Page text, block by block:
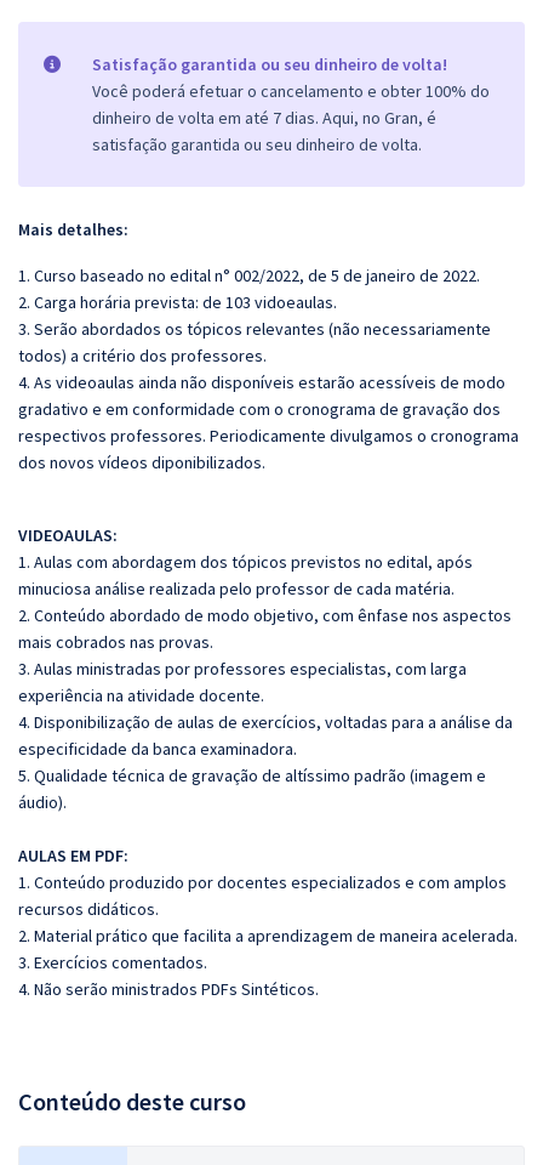
Satisfação garantida ou seu dinheiro de volta!
Você poderá efetuar o cancelamento e obter 100% do
dinheiro de volta em até 7 dias. Aqui, no Gran, é
satisfação garantida ou seu dinheiro de volta.
Mais detalhes:
1. Curso baseado no edital n° 002/2022, de 5 de janeiro de 2022.
2. Carga horária prevista: de 103 vidoeaulas.
3. Serão abordados os tópicos relevantes (não necessariamente
todos) a critério dos professores.
4. As videoaulas ainda não disponíveis estarão acessíveis de modo
gradativo e em conformidade com o cronograma de gravação dos
respectivos professores. Periodicamente divulgamos o cronograma
dos novos vídeos diponibilizados.
VIDEOAULAS:
1. Aulas com abordagem dos tópicos previstos no edital, após
minuciosa análise realizada pelo professor de cada matéria.
2. Conteúdo abordado de modo objetivo, com ênfase nos aspectos
mais cobrados nas provas.
3. Aulas ministradas por professores especialistas, com larga
experiência na atividade docente.
4. Disponibilização de aulas de exercícios, voltadas para a análise da
especificidade da banca examinadora.
5. Qualidade técnica de gravação de altíssimo padrão (imagem e
áudio).
AULAS EM PDF:
1. Conteúdo produzido por docentes especializados e com amplos
recursos didáticos.
2. Material prático que facilita a aprendizagem de maneira acelerada.
3. Exercícios comentados.
4. Não serão ministrados PDFs Sintéticos.
Conteúdo deste curso